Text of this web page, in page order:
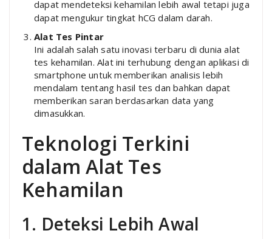
dapat mendeteksi kehamilan lebih awal tetapi juga
dapat mengukur tingkat hCG dalam darah.
Alat Tes Pintar
Ini adalah salah satu inovasi terbaru di dunia alat
tes kehamilan. Alat ini terhubung dengan aplikasi di
smartphone untuk memberikan analisis lebih
mendalam tentang hasil tes dan bahkan dapat
memberikan saran berdasarkan data yang
dimasukkan.
Teknologi Terkini
dalam Alat Tes
Kehamilan
1. Deteksi Lebih Awal